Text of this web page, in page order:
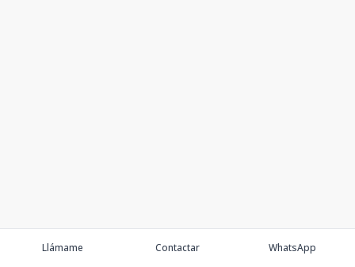
Llámame Contactar WhatsApp